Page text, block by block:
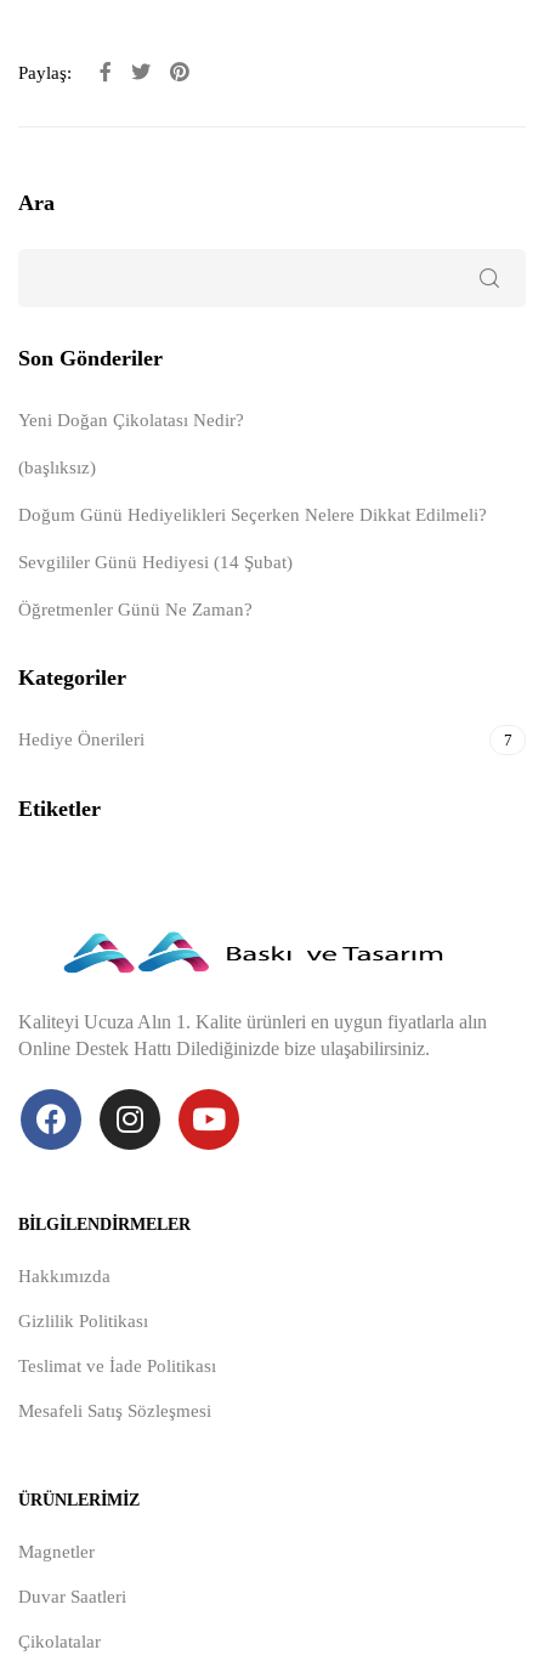
Paylaş:
Ara
Son Gönderiler
Yeni Doğan Çikolatası Nedir?
(başlıksız)
Doğum Günü Hediyelikleri Seçerken Nelere Dikkat Edilmeli?
Sevgililer Günü Hediyesi (14 Şubat)
Öğretmenler Günü Ne Zaman?
Kategoriler
Hediye Önerileri 7
Etiketler
Kaliteyi Ucuza Alın 1. Kalite ürünleri en uygun fiyatlarla alın
Online Destek Hattı Dilediğinizde bize ulaşabilirsiniz.
BILGILENDIRMELER
Hakkımızda
Gizlilik Politikası
Teslimat ve İade Politikası
Mesafeli Satış Sözleşmesi
ÜRÜNLERIMIZ
Magnetler
Duvar Saatleri
Çikolatalar